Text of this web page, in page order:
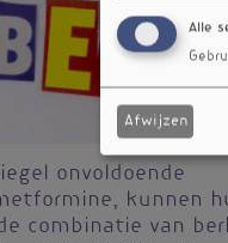
onvoldoende
kunnen
combinatie van
Alle
Afwijzen